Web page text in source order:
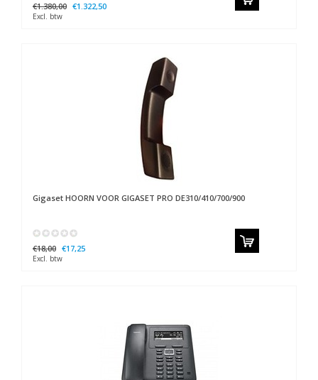
€1.380,00 €1.322,50
Excl. btw
Gigaset HOORN VOOR GIGASET PRO DE310/410/700/900
€18,00 €17,25
Excl. btw